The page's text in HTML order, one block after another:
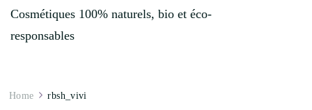
Cosmétiques 100% naturels, bio et éco-
responsables
Home rbsh_vivi